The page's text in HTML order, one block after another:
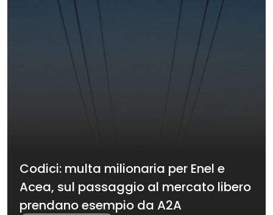
Codici: multa milionaria per Enel e
Acea, sul passaggio al mercato libero
prendano esempio da A2A